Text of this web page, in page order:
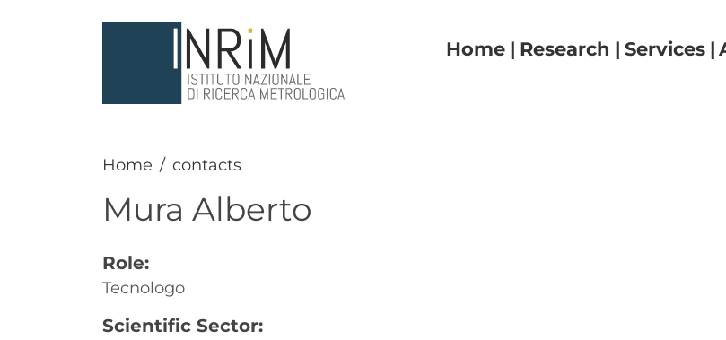
Navigazione
Home Research Services
Home contacts
Mura Alberto
Role:
Tecnologo
Scientific Sector: